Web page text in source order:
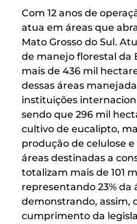
Com 12 anos de
atua em áreas que
Mato Grosso do Sul.
de manejo florestal da
mais de 436 mil
dessas áreas
instituições
sendo que 296 mil
cultivo de eucalipto,
produção de celulose
áreas destinadas a
totalizam mais de 101
representando 23% da
demonstrando, assim,
cumprimento da